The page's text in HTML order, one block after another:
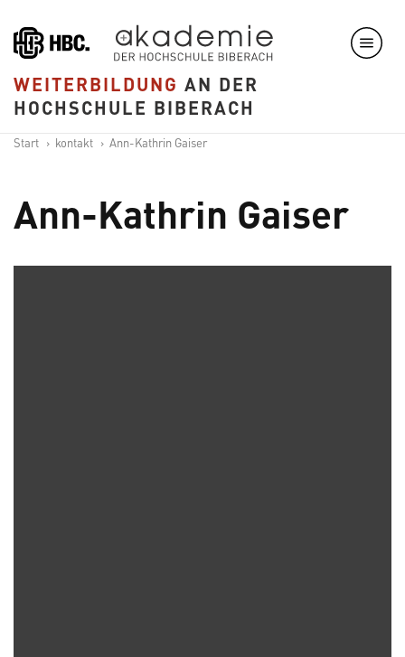
zum
Inhalt
WEITERBILDUNG AN DER
HOCHSCHULE BIBERACH
Start kontakt Ann-Kathrin Gaiser
Ann-Kathrin Gaiser